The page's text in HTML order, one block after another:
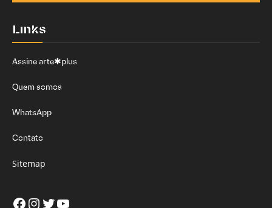
Links
Assine arte✱plus
Quem somos
WhatsApp
Contato
Sitemap
Facebook
Instagram
Twitter
Youtube